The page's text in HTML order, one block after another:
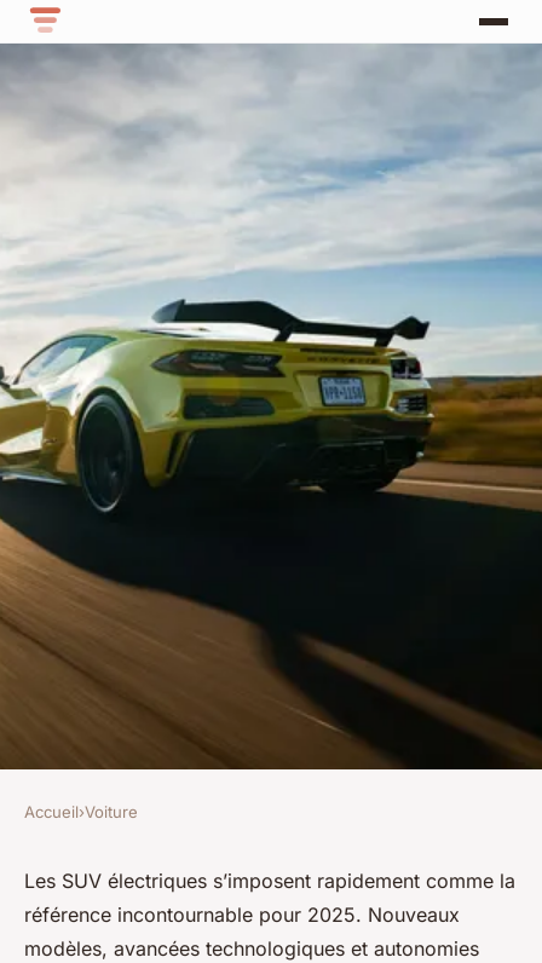
Top suvs électriques à
surveiller pour l'année 2025
Accueil›Voiture
Les SUV électriques s’imposent rapidement comme la
référence incontournable pour 2025. Nouveaux
modèles, avancées technologiques et autonomies